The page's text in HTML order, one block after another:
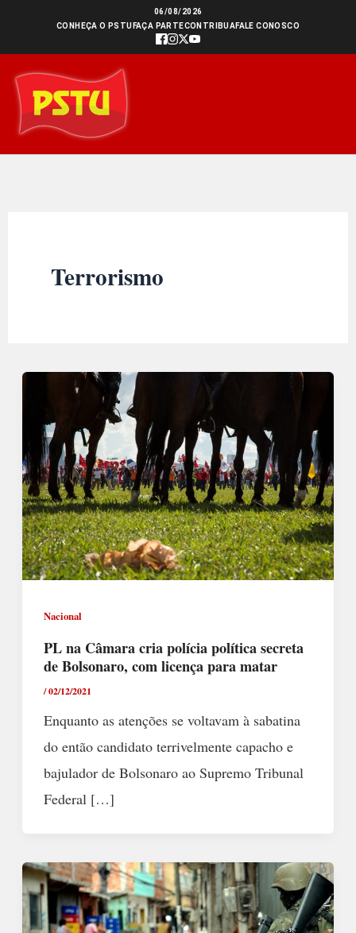
conteúdo
06/08/2026
CONHEÇA O PSTU FAÇA PARTECONTRIBUAFALE CONOSCO
Terrorismo
Nacional
PL na Câmara cria polícia política secreta
de Bolsonaro, com licença para matar
/02/12/2021
Enquanto as atenções se voltavam à sabatina
do então candidato terrivelmente capacho e
bajulador de Bolsonaro ao Supremo Tribunal
Federal […]